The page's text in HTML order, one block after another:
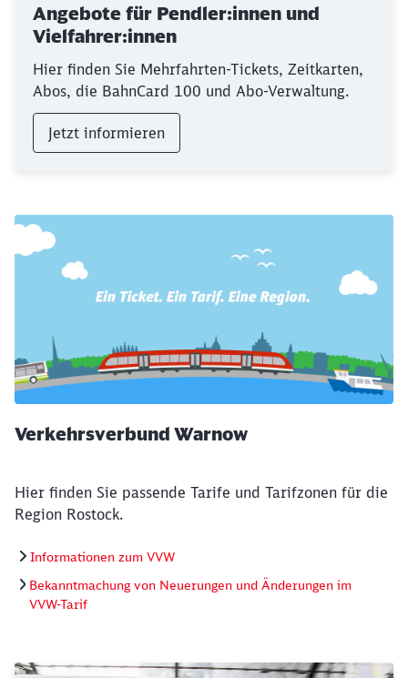
Angebote für Pendler:innen und
Vielfahrer:innen
Hier finden Sie Mehrfahrten-Tickets, Zeitkarten,
Abos, die BahnCard 100 und Abo-Verwaltung.
Jetzt informieren
Verkehrsverbund Warnow
Hier finden Sie passende Tarife und Tarifzonen für die
Region Rostock.
Informationen zum VVW
Bekanntmachung von Neuerungen und Änderungen im
VVW-Tarif